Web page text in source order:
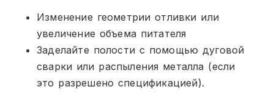
Изменение геометрии отливки или
увеличение объема питателя
Заделайте полости с помощью дуговой
сварки или распыления металла (если
это разрешено спецификацией).